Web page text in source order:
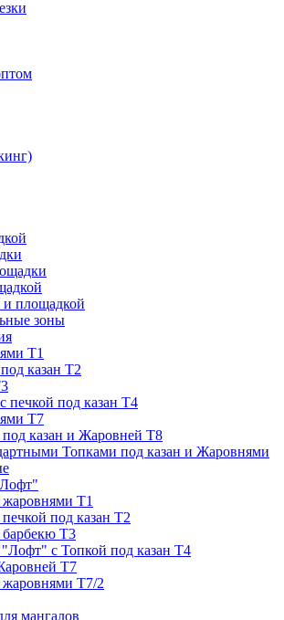
и площадкой
зоны
Т1
казан Т2
печкой под казан Т4
Т7
казан и Жаровней Т8
Топками под казан и Жаровнями
Т1
под казан Т2
Т3
с Топкой под казан Т4
Т7
Т7/2
мангалов